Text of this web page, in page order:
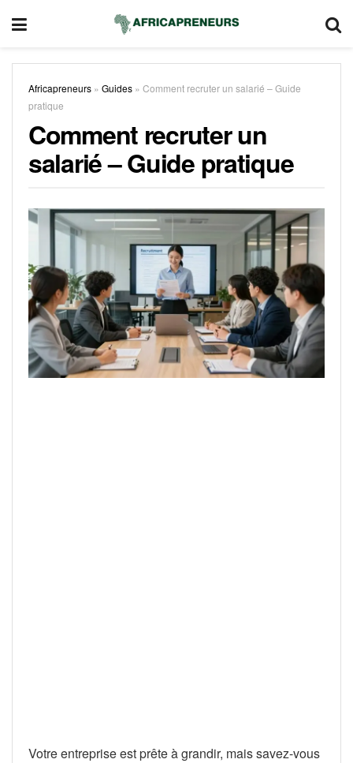
Africapreneurs » Guides » Comment recruter un salarié – Guide
pratique
Comment recruter un
salarié – Guide pratique
Votre entreprise est prête à grandir, mais savez-vous